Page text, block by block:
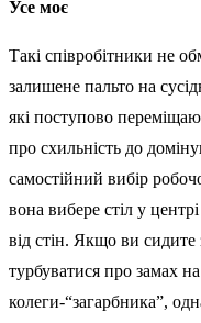
Усе моє
Такі співробітники не
залишене пальто на
які поступово
про схильність до
самостійний вибір
вона вибере стіл у
від стін. Якщо ви
турбуватися про замах
колеги-“загарбника”,